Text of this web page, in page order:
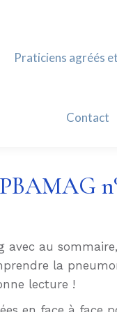
Praticiens agréés
Contact
avec au
la
lecture !